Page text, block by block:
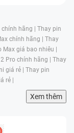
hãng | Thay pin
chính hãng | Thay
Max giá bao nhiêu |
Pro chính hãng | Thay
giá rẻ | Thay pin
rẻ |
Xem thêm